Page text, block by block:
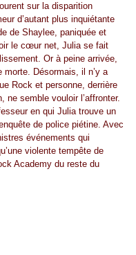
sur la disparition
d’autant plus inquiétante
de Shaylee, paniquée et
le cœur net, Julia se fait
Or à peine arrivée,
morte. Désormais, il n’y a
Rock et personne, derrière
ne semble vouloir l’affronter.
en qui Julia trouve un
de police piétine. Avec
événements qui
violente tempête de
Academy du reste du